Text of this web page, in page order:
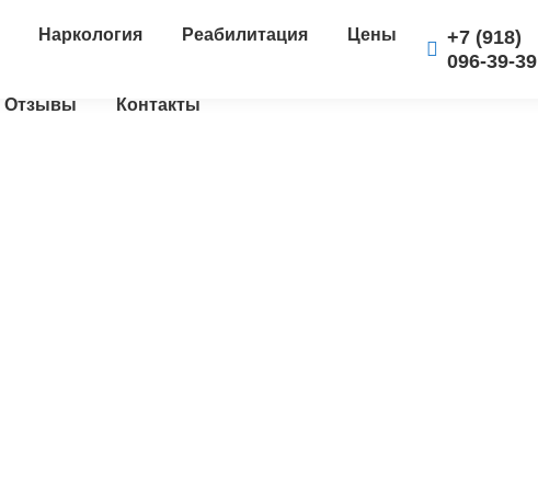
Наркология Реабилитация Цены
Отзывы Контакты
+7 (918)
096-39-39